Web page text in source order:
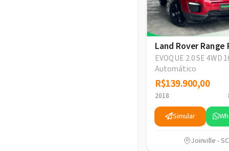
Land Rover Range
EVOQUE 2.0 SE 4WD
Automático
R$139.900,00
R$139.900,00
2018
Simular
Joinville - SC